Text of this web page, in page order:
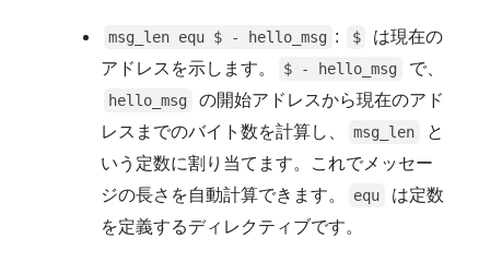
msg_len equ $ - hello_msg : $
は現在の
アドレスを示します。
$ - hello_msg で、
hello_msg
の開始アドレスから現在のアド
レスまでのバイト数を計算し、
msg_len
と
いう定数に割り当てます。これでメッセー
ジの長さを自動計算できます。
equ
は定数
を定義するディレクティブです。